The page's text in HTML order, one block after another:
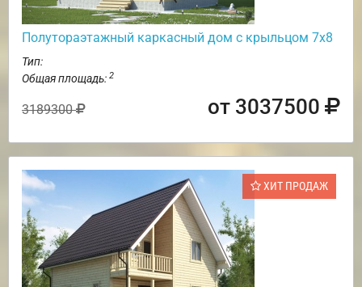
Полутораэтажный каркасный дом с крыльцом 7х8
Тип:
Общая площадь: 2
3189300 от 3037500
ХИТ ПРОДАЖ